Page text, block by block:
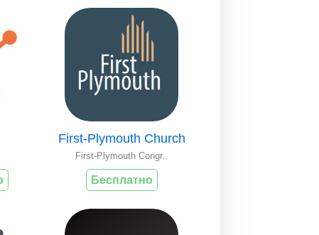
First-Plymouth Church
First-Plymouth Congr..
Бесплатно